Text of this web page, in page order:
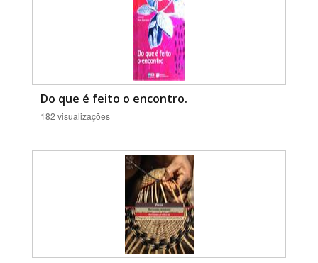
Do que é feito o encontro.
182 visualizações